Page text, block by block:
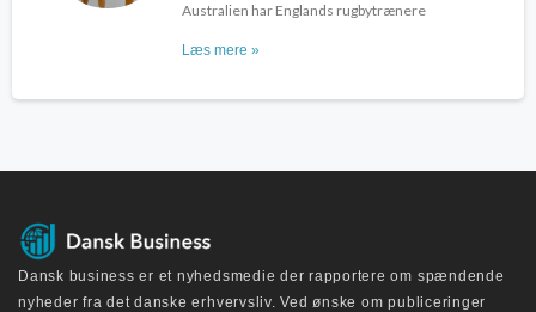
Australien har Englands rugbytrænere
Læs mere »
Dansk business er et nyhedsmedie der rapportere om spændende
nyheder fra det danske erhvervsliv. Ved ønske om publiceringer